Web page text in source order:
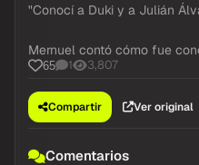
"Conocí a Duki y a Julián
Mernuel contó cómo fue
65 1 3,807
Compartir Ver original
Comentarios